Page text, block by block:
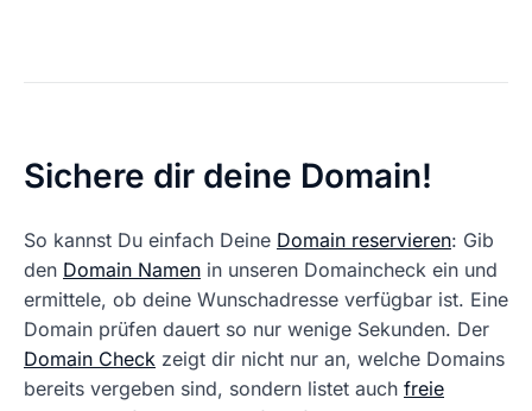
Sichere dir deine Domain!
So kannst Du einfach Deine Domain reservieren: Gib
den Domain Namen in unseren Domaincheck ein und
ermittele, ob deine Wunschadresse verfügbar ist. Eine
Domain prüfen dauert so nur wenige Sekunden. Der
Domain Check zeigt dir nicht nur an, welche Domains
bereits vergeben sind, sondern listet auch freie